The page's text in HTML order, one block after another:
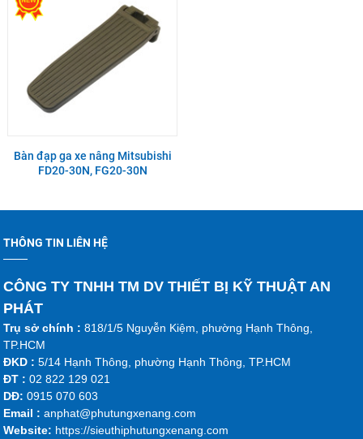
Bàn đạp ga xe nâng Mitsubishi
FD20-30N, FG20-30N
THÔNG TIN LIÊN HỆ
CÔNG TY TNHH TM DV THIẾT BỊ KỸ THUẬT AN
PHÁT
Trụ sở chính : 818/1/5 Nguyễn Kiệm, phường Hạnh Thông,
TP.HCM
ĐKD :5/14 Hạnh Thông, phường Hạnh Thông, TP.HCM
ĐT : 02 822 129 021
DĐ:0915 070 603
Email :anphat@phutungxenang.com
Website: https://sieuthiphutungxenang.com